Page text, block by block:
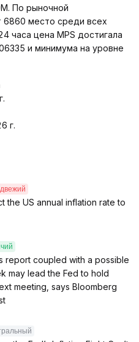
По рыночной
6860 место среди всех
часа цена MPS достигала
и минимума на уровне
г.
the US annual inflation rate to
report coupled with a possible
may lead the Fed to hold
meeting, says Bloomberg